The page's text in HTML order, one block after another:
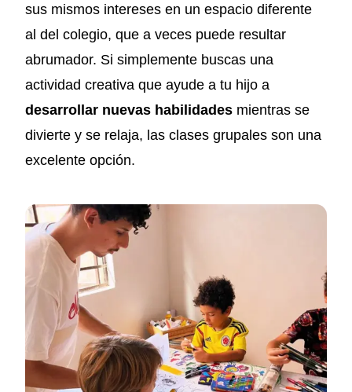
sus mismos intereses en un espacio diferente
al del colegio, que a veces puede resultar
abrumador. Si simplemente buscas una
actividad creativa que ayude a tu hijo a
desarrollar nuevas habilidades mientras se
divierte y se relaja, las clases grupales son una
excelente opción.